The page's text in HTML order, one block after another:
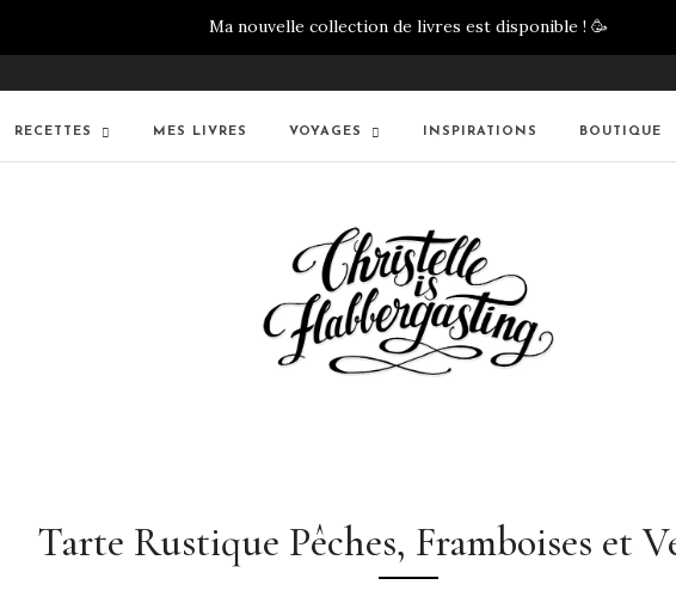
Ma nouvelle collection de livres est disponible ! 🥳
RECETTES MES LIVRES VOYAGES INSPIRATIONS BOUTIQUE
Tarte Rustique Pêches, Framboises et